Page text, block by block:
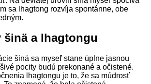
sa lhagtong rozvíja spontánne, obe
šinä a lhagtongu
šinä sa myseľ stane úplne jasnou
pocity budú prekonané a očistené.
lhagtongu je to, že sa múdrosť